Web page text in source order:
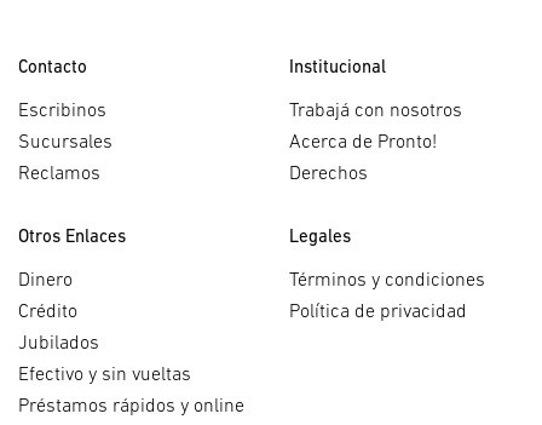
Contacto
Escribinos
Sucursales
Reclamos
Institucional
Trabajá con nosotros
Acerca de Pronto!
Derechos
Otros Enlaces
Dinero
Crédito
Jubilados
Efectivo y sin vueltas
Préstamos rápidos y online
Legales
Términos y condiciones
Política de privacidad